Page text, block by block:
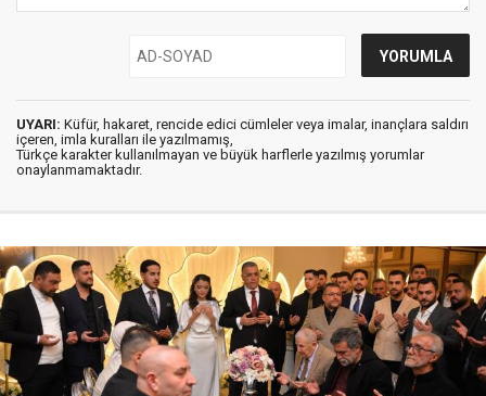
UYARI: Küfür, hakaret, rencide edici cümleler veya imalar, inançlara saldırı
içeren, imla kuralları ile yazılmamış,
Türkçe karakter kullanılmayan ve büyük harflerle yazılmış yorumlar
onaylanmamaktadır.